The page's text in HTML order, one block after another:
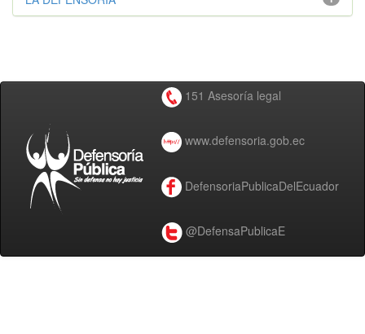
151 Asesoría legal
www.defensoria.gob.ec
DefensoriaPublicaDelEcuador
@DefensaPublicaE